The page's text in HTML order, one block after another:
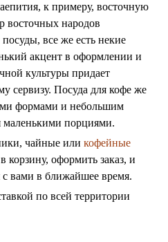
к примеру, восточную
восточных народов
все же есть некие
акцент в оформлении и
культуры придает
сервизу. Посуда для кофе же
формами и небольшим
маленькими порциями.
чайные или кофейные
корзину, оформить заказ, и
вами в ближайшее время.
по всей территории